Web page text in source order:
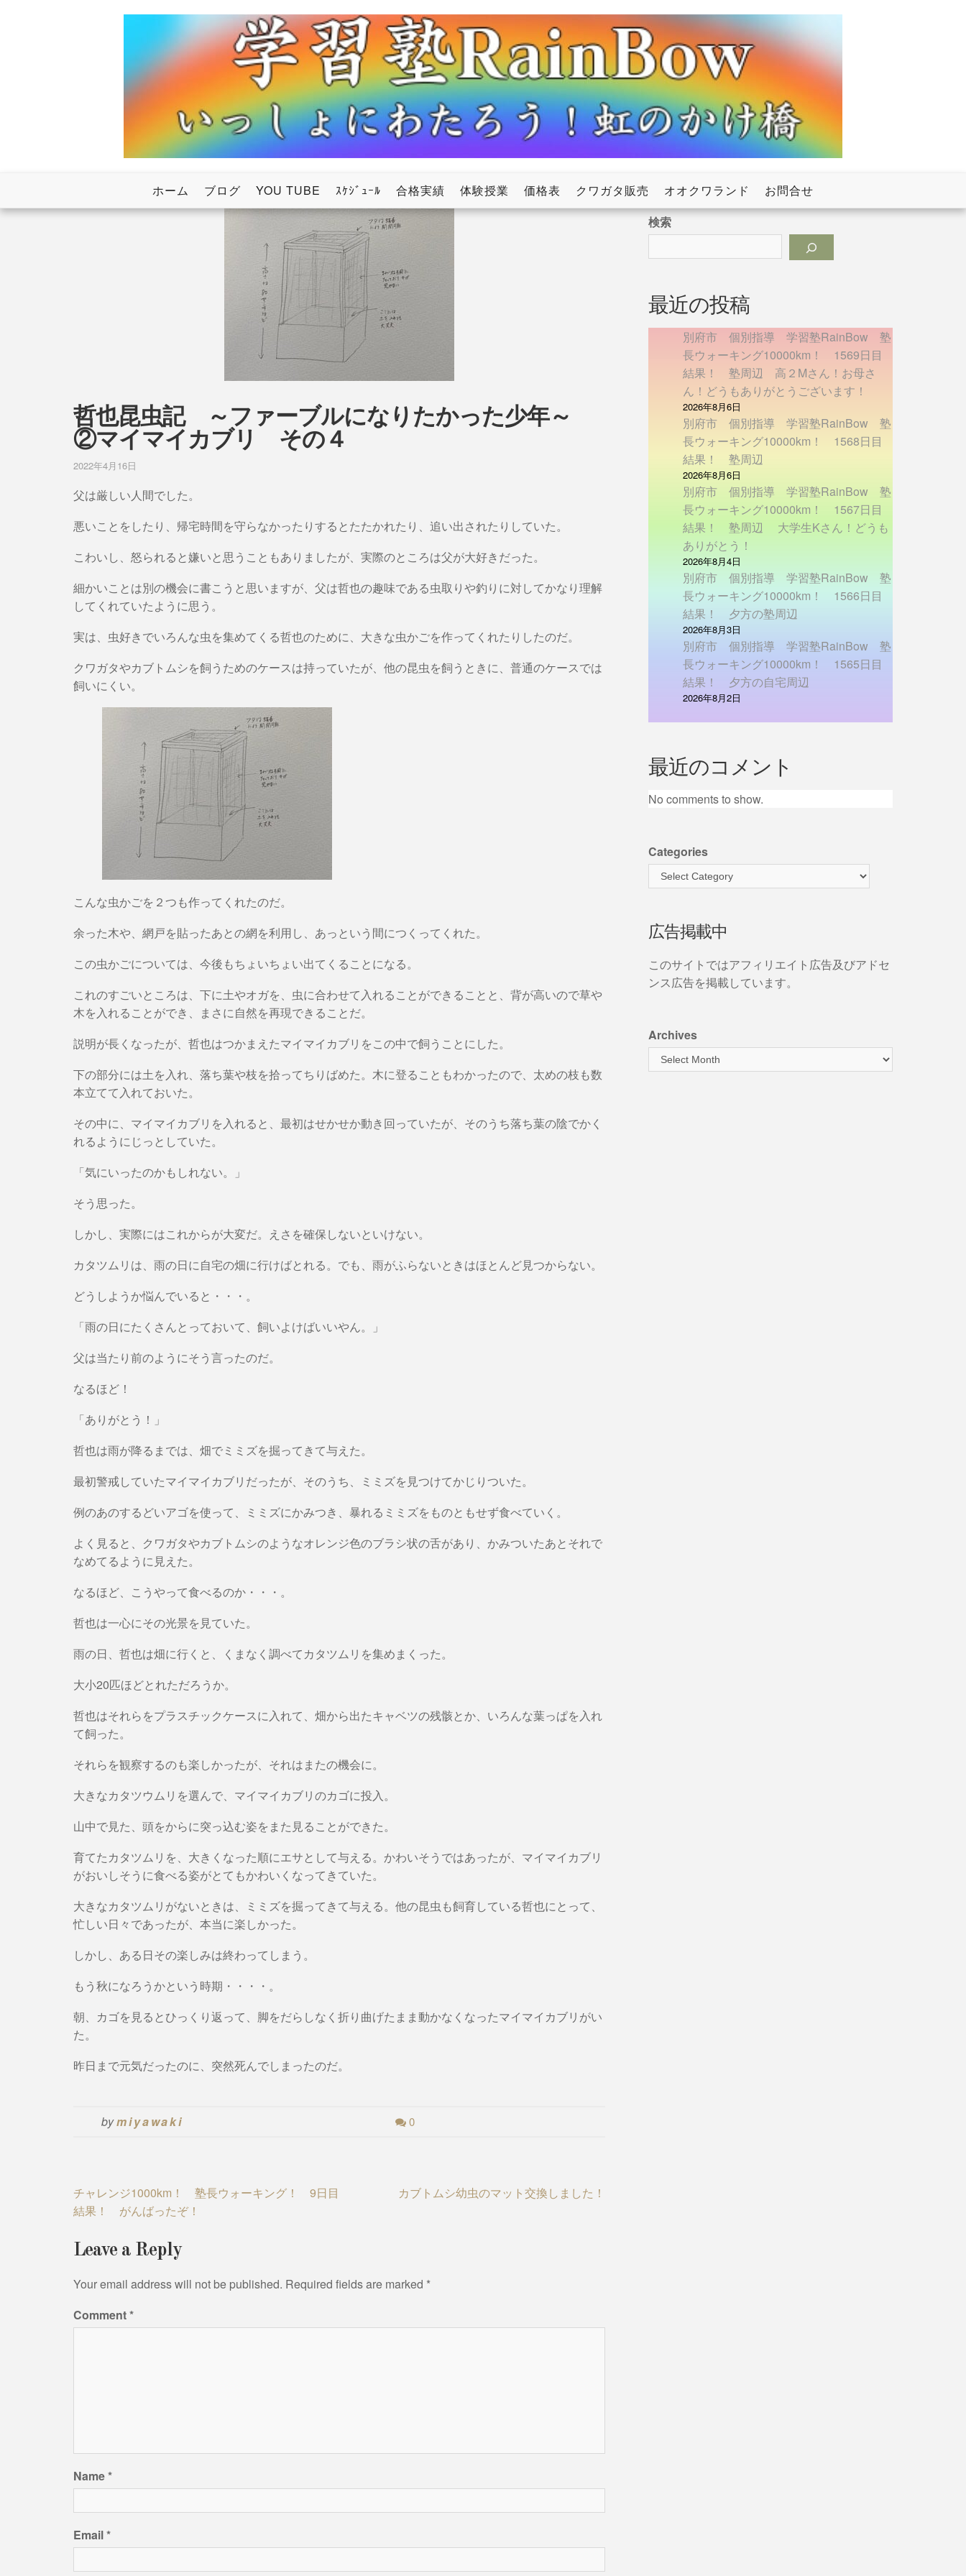
学習塾RainBow
ホーム ブログ YOU TUBE ｽｹｼﾞｭｰﾙ 合格実績 体験授業 価格表 クワガタ販売 オオクワランド お問合せ
哲也昆虫記 ～ファーブルになりたかった少年～
②マイマイカブリ その４
2022年4月16日
父は厳しい人間でした。
悪いことをしたり、帰宅時間を守らなかったりするとたたかれたり、追い出されたりしていた。
こわいし、怒られると嫌いと思うこともありましたが、実際のところは父が大好きだった。
細かいことは別の機会に書こうと思いますが、父は哲也の趣味である虫取りや釣りに対してかなり理解
してくれていたように思う。
実は、虫好きでいろんな虫を集めてくる哲也のために、大きな虫かごを作ってくれたりしたのだ。
クワガタやカブトムシを飼うためのケースは持っていたが、他の昆虫を飼うときに、普通のケースでは
飼いにくい。
こんな虫かごを２つも作ってくれたのだ。
余った木や、網戸を貼ったあとの網を利用し、あっという間につくってくれた。
この虫かごについては、今後もちょいちょい出てくることになる。
これのすごいところは、下に土やオガを、虫に合わせて入れることができることと、背が高いので草や
木を入れることができ、まさに自然を再現できることだ。
説明が長くなったが、哲也はつかまえたマイマイカブリをこの中で飼うことにした。
下の部分には土を入れ、落ち葉や枝を拾ってちりばめた。木に登ることもわかったので、太めの枝も数
本立てて入れておいた。
その中に、マイマイカブリを入れると、最初はせかせか動き回っていたが、そのうち落ち葉の陰でかく
れるようにじっとしていた。
「気にいったのかもしれない。」
そう思った。
しかし、実際にはこれからが大変だ。えさを確保しないといけない。
カタツムリは、雨の日に自宅の畑に行けばとれる。でも、雨がふらないときはほとんど見つからない。
どうしようか悩んでいると・・・。
「雨の日にたくさんとっておいて、飼いよけばいいやん。」
父は当たり前のようにそう言ったのだ。
なるほど！
「ありがとう！」
哲也は雨が降るまでは、畑でミミズを掘ってきて与えた。
最初警戒していたマイマイカブリだったが、そのうち、ミミズを見つけてかじりついた。
例のあのするどいアゴを使って、ミミズにかみつき、暴れるミミズをものともせず食べていく。
よく見ると、クワガタやカブトムシのようなオレンジ色のブラシ状の舌があり、かみついたあとそれで
なめてるように見えた。
なるほど、こうやって食べるのか・・・。
哲也は一心にその光景を見ていた。
雨の日、哲也は畑に行くと、くまなく調べてカタツムリを集めまくった。
大小20匹ほどとれただろうか。
哲也はそれらをプラスチックケースに入れて、畑から出たキャベツの残骸とか、いろんな葉っぱを入れ
て飼った。
それらを観察するのも楽しかったが、それはまたの機会に。
大きなカタツウムリを選んで、マイマイカブリのカゴに投入。
山中で見た、頭をからに突っ込む姿をまた見ることができた。
育てたカタツムリを、大きくなった順にエサとして与える。かわいそうではあったが、マイマイカブリ
がおいしそうに食べる姿がとてもかわいくなってきていた。
大きなカタツムリがないときは、ミミズを掘ってきて与える。他の昆虫も飼育している哲也にとって、
忙しい日々であったが、本当に楽しかった。
しかし、ある日その楽しみは終わってしまう。
もう秋になろうかという時期・・・・。
朝、カゴを見るとひっくり返って、脚をだらしなく折り曲げたまま動かなくなったマイマイカブリがい
た。
昨日まで元気だったのに、突然死んでしまったのだ。
bymiyawaki 0
Post
navigation
チャレンジ1000km！ 塾長ウォーキング！ 9日目
結果！ がんばったぞ！
カブトムシ幼虫のマット交換しました！
Leave a Reply
Your email address will not be published. Required fields are marked *
Comment*
Name*
Email*
検索
最近の投稿
別府市 個別指導 学習塾RainBow 塾
長ウォーキング10000km！ 1569日目
結果！ 塾周辺 高２Mさん！お母さ
ん！どうもありがとうございます！
2026年8月6日
別府市 個別指導 学習塾RainBow 塾
長ウォーキング10000km！ 1568日目
結果！ 塾周辺
2026年8月6日
別府市 個別指導 学習塾RainBow 塾
長ウォーキング10000km！ 1567日目
結果！ 塾周辺 大学生Kさん！どうも
ありがとう！
2026年8月4日
別府市 個別指導 学習塾RainBow 塾
長ウォーキング10000km！ 1566日目
結果！ 夕方の塾周辺
2026年8月3日
別府市 個別指導 学習塾RainBow 塾
長ウォーキング10000km！ 1565日目
結果！ 夕方の自宅周辺
2026年8月2日
最近のコメント
No comments to show.
Categories
広告掲載中
このサイトではアフィリエイト広告及びアドセ
ンス広告を掲載しています。
Archives